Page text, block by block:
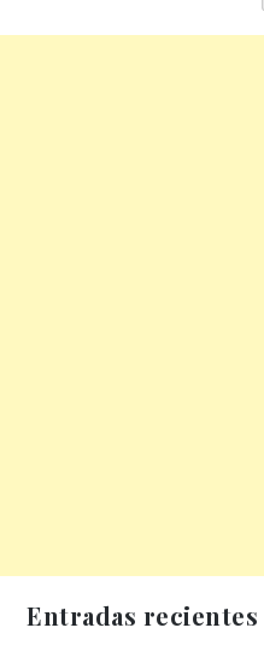
Entradas recientes